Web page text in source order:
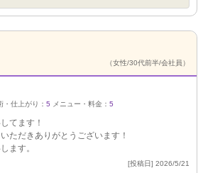
（女性/30代前半/会社員）
・仕上がり： 5 メニュー・料金： 5
てます！
ただきありがとうございます！
ます。
[投稿日] 2026/5/21